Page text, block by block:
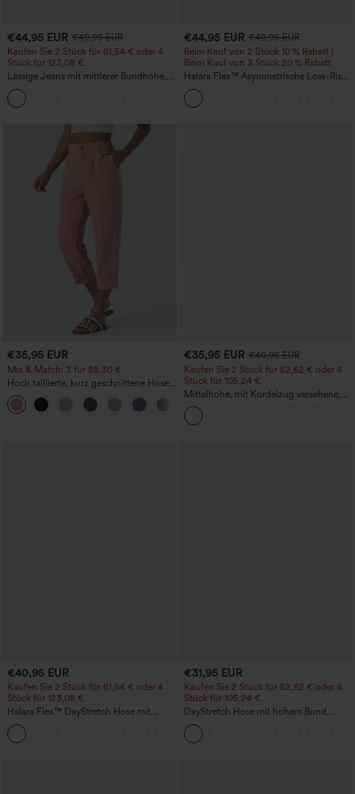
€44,95 EUR €49,95 EUR
Kaufen Sie 2 Stück für 61,54 € oder 4
Stück für 123,08 €.
Lässige Jeans mit mittlerer Bundhöhe,
Kordelzug und Taschen
€44,95 EUR €49,95 EUR
Beim Kauf von 2 Stück 10 % Rabatt |
Beim Kauf von 3 Stück 20 % Rabatt
Halara Flex™ Asymmetrische Low-Rise-
Jeans mit Reißverschlusstaschen,
Baggy-Stil, weitem Bein, gewaschen,
lässig
€35,95 EUR
Mix & Match: 3 für 88,30 €
Hoch taillierte, kurz geschnittene Hose
mit Reißverschlusstasche in Leinenoptik
€35,95 EUR €40,95 EUR
Kaufen Sie 2 Stück für 52,62 € oder 4
Stück für 105,24 €.
Mittelhohe, mit Kordelzug versehene,
schnelltrocknende Golfhose mit schmal
zulaufendem Schnitt, abgerundetem
Saum und Taschen – UPF 40+
€40,95 EUR
Kaufen Sie 2 Stück für 61,54 € oder 4
Stück für 123,08 €.
Halara Flex™ DayStretch Hose mit
mittlerer Bundhöhe, seitlicher
Reißverschlusstasche und
Work‑Flare‑Schnitt
€31,95 EUR
Kaufen Sie 2 Stück für 52,62 € oder 4
Stück für 105,24 €.
DayStretch Hose mit hohem Bund,
Barrel-Leg und Taschen